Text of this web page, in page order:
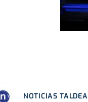
NOTICIAS